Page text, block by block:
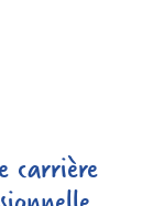
carrière